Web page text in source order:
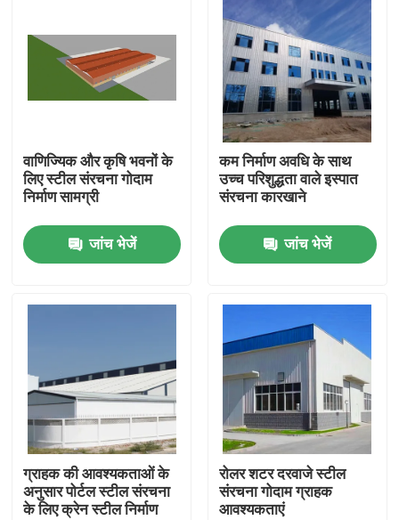
उत्पादों
हमारे बारे में
कारखाना भ्रमण
इस्पात संरचना गोदाम
इस्पात संरचना कार्यशाला
हल्के इस्पात संरचना
वाणिज्यिक और कृषि भवनों के
लिए स्टील संरचना गोदाम
निर्माण सामग्री
जांच भेजें
कम निर्माण अवधि के साथ
उच्च परिशुद्धता वाले इस्पात
संरचना कारखाने
जांच भेजें
ग्राहक की आवश्यकताओं के
अनुसार पोर्टल स्टील संरचना
के लिए क्रेन स्टील निर्माण
रोलर शटर दरवाजे स्टील
संरचना गोदाम ग्राहक
आवश्यकताएं